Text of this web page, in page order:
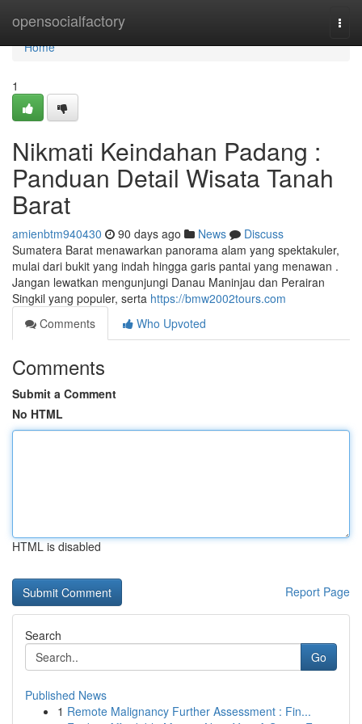
opensocialfactory
Home
Home
1
Nikmati Keindahan Padang :
Panduan Detail Wisata Tanah
Barat
amienbtm940430 90 days ago News
Discuss
Sumatera Barat menawarkan panorama alam yang spektakuler,
mulai dari bukit yang indah hingga garis pantai yang menawan .
Jangan lewatkan mengunjungi Danau Maninjau dan Perairan
Singkil yang populer, serta https://bmw2002tours.com
Comments
Who Upvoted
Comments
Submit a Comment
No HTML
HTML is disabled
Report Page
Search
Go
Published News
1 Remote Malignancy Further Assessment : Fin...